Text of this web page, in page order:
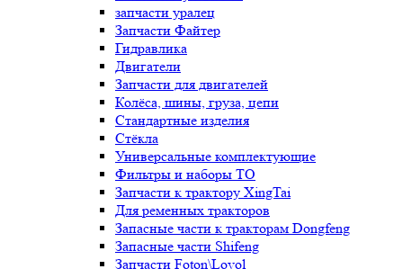
запчасти уралец
Запчасти Файтер
Гидравлика
Двигатели
Запчасти для двигателей
Колёса, шины, груза, цепи
Стандартные изделия
Стёкла
Универсальные комплектующие
Фильтры и наборы ТО
Запчасти к трактору XingTai
Для ременных тракторов
Запасные части к тракторам Dongfeng
Запасные части Shifeng
Запчасти Foton\Lovol